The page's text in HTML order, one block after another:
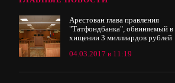
Арестован глава правления
"Татфондбанка", обвиняемый в
хищении 3 миллиардов рублей
04.03.2017 в 11:19